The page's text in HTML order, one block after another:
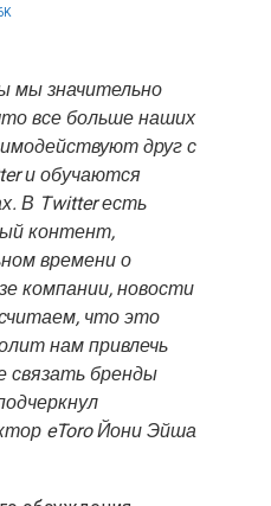
мы значительно
все больше наших
друг с
и обучаются
В Twitter есть
контент,
времени о
компании, новости
что это
нам привлечь
связать бренды
eToro Йони Эйша